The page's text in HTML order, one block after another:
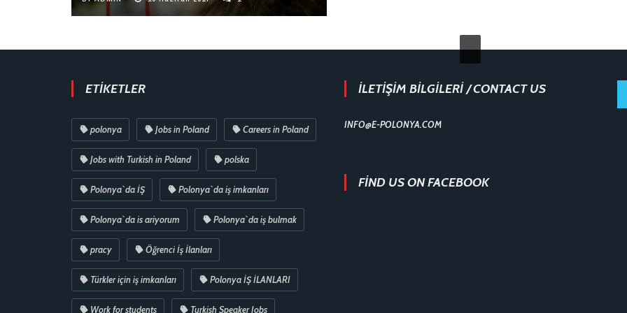
ETIKETLER
polonya Jobs in Poland Careers in Poland
Jobs with Turkish in Poland polska
Polonya`da İŞ Polonya`da iş imkanları
Polonya`da is ariyorum Polonya`da iş bulmak
pracy Öğrenci İş İlanları
Türkler için iş imkanları Polonya İŞ İLANLARI
Work for students Turkish Speaker Jobs
İLETİŞİM BİLGİLERİ / CONTACT US
INFO@E-POLONYA.COM
FIND US ON FACEBOOK